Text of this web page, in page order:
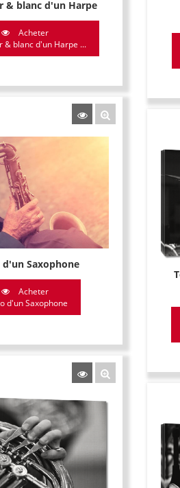
& blanc d'un Harpe
Acheter
& blanc d'un Harpe ...
Saxophone
Acheter
d'un Saxophone